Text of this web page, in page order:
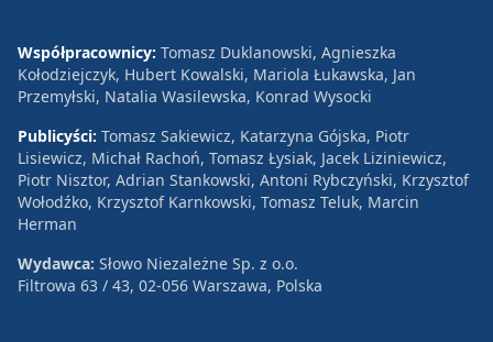
Współpracownicy: Tomasz Duklanowski, Agnieszka
Kołodziejczyk, Hubert Kowalski, Mariola Łukawska, Jan
Przemyłski, Natalia Wasilewska, Konrad Wysocki
Publicyści: Tomasz Sakiewicz, Katarzyna Gójska, Piotr
Lisiewicz, Michał Rachoń, Tomasz Łysiak, Jacek Liziniewicz,
Piotr Nisztor, Adrian Stankowski, Antoni Rybczyński, Krzysztof
Wołodźko, Krzysztof Karnkowski, Tomasz Teluk, Marcin
Herman
Wydawca: Słowo Niezależne Sp. z o.o.
Filtrowa 63 / 43, 02-056 Warszawa, Polska